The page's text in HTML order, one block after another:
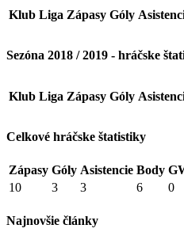
Klub Liga Zápasy Góly
Sezóna 2018 / 2019 - hráčske
Klub Liga Zápasy Góly
Celkové hráčske štatistiky
Zápasy Góly Asistencie Body
10
3 3 6 0
Najnovšie články